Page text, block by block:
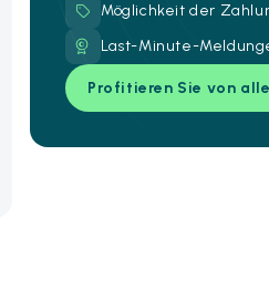
Möglichkeit der
Last-Minute-
Profitieren Sie von